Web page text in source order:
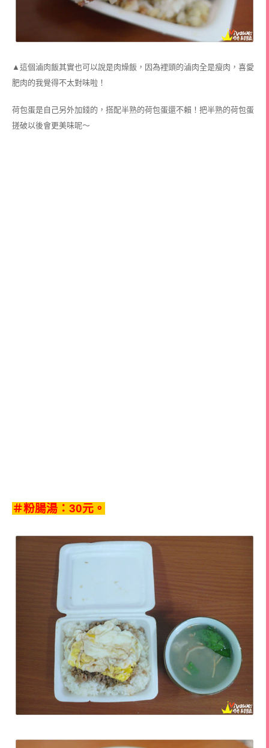
▲這個滷肉飯其實也可以說是肉燥飯，因為裡頭的滷肉全是瘦肉，喜愛
肥肉的我覺得不太對味啦！
荷包蛋是自己另外加錢的，搭配半熟的荷包蛋還不賴！把半熟的荷包蛋
搓破以後會更美味呢～
＃粉腸湯：30元。